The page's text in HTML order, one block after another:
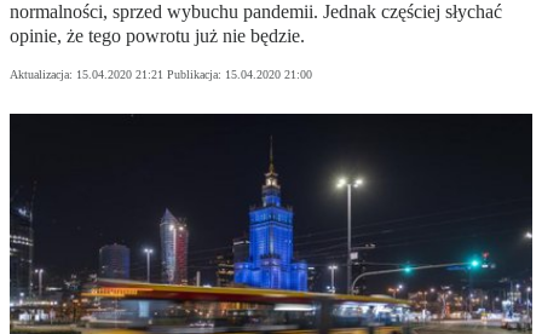
normalności, sprzed wybuchu pandemii. Jednak częściej słychać
opinie, że tego powrotu już nie będzie.
Aktualizacja: 15.04.2020 21:21 Publikacja: 15.04.2020 21:00